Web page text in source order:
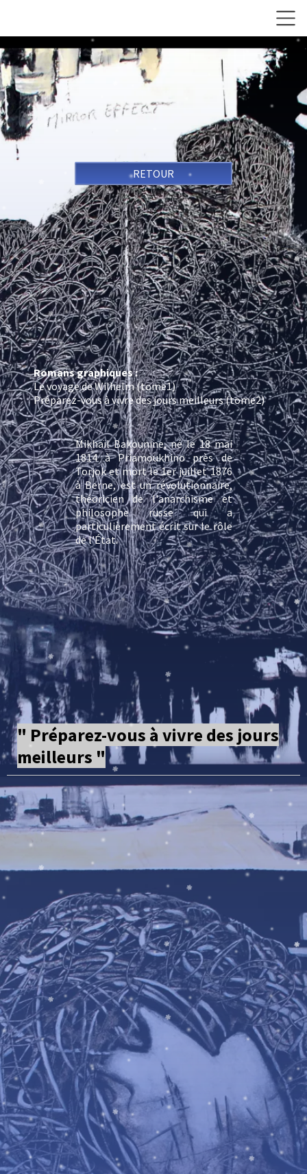
RETOUR
Romans graphiques :
Le voyage de Wilhelm (tome1)
Préparez-vous à vivre des jours meilleurs (tome2)
Mikhaïl Bakounine, né le 18 mai
1814 à Priamoukhino près de
Torjok et mort le 1er juillet 1876
à Berne, est un révolutionnaire,
théoricien de l'anarchisme et
philosophe russe qui a
particulièrement écrit sur le rôle
de l'État.
" Préparez-vous à vivre des jours
meilleurs "